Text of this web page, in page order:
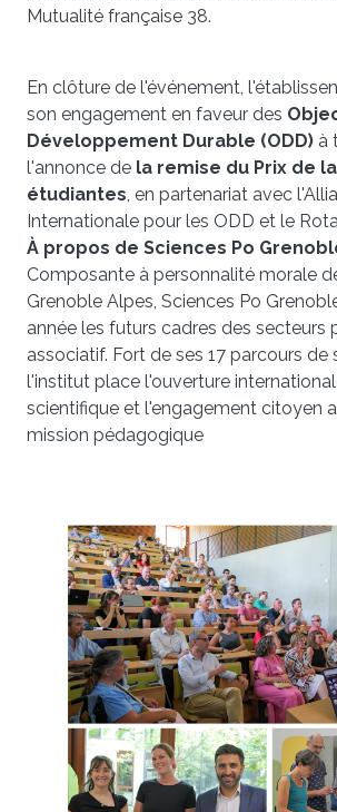
Mutualité française 38.
En clôture de l'événement,
son engagement en faveur des
Développement Durable (ODD) à
l'annonce de la remise du Prix de
étudiantes, en partenariat avec
Internationale pour les ODD et le
À propos de Sciences Po
Composante à personnalité morale
Grenoble Alpes, Sciences Po
année les futurs cadres des secteurs
associatif. Fort de ses 17 parcours de
l'institut place l'ouverture
scientifique et l'engagement citoyen
mission pédagogique